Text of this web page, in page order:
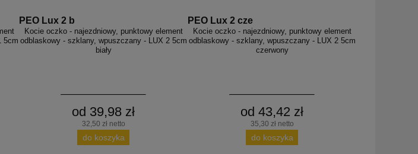
5cm
PEO Lux 2 b
Kocie oczko - najezdniowy, punktowy element
odblaskowy - szklany, wpuszczany - LUX 2 5cm
biały
od 39,98 zł
32,50 zł netto
do koszyka
PEO Lux 2 cze
Kocie oczko - najezdniowy, punktowy element
odblaskowy - szklany, wpuszczany - LUX 2 5cm
czerwony
od 43,42 zł
35,30 zł netto
do koszyka